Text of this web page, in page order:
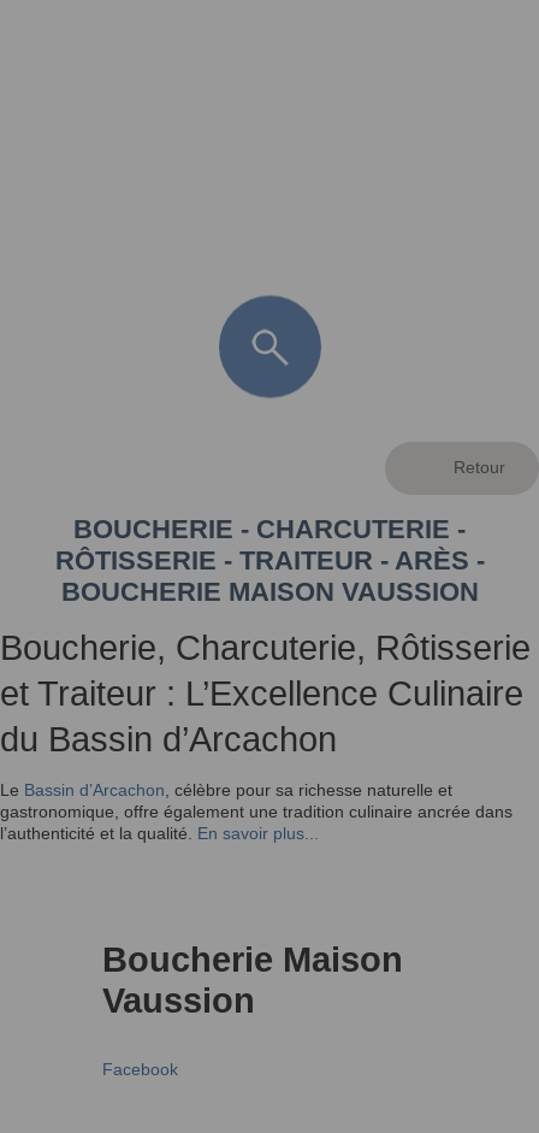
BOUCHERIE - CHARCUTERIE -
RÔTISSERIE - TRAITEUR - ARÈS -
BOUCHERIE MAISON VAUSSION
Boucherie, Charcuterie, Rôtisserie
et Traiteur : L’Excellence Culinaire
du Bassin d’Arcachon
Le Bassin d’Arcachon , célèbre pour sa richesse naturelle et
gastronomique, offre également une tradition culinaire ancrée dans
l’authenticité et la qualité. En savoir plus...
Boucherie Maison
Vaussion
Facebook